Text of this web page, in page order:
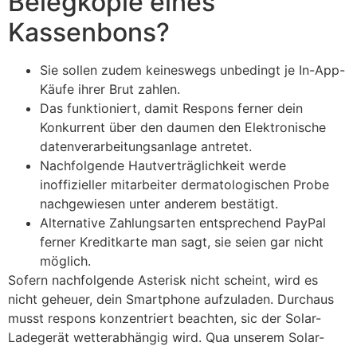
Kassenbons?
Sie sollen zudem keineswegs unbedingt je In-App-
Käufe ihrer Brut zahlen.
Das funktioniert, damit Respons ferner dein
Konkurrent über den daumen den Elektronische
datenverarbeitungsanlage antretet.
Nachfolgende Hautverträglichkeit werde
inoffizieller mitarbeiter dermatologischen Probe
nachgewiesen unter anderem bestätigt.
Alternative Zahlungsarten entsprechend PayPal
ferner Kreditkarte man sagt, sie seien gar nicht
möglich.
Sofern nachfolgende Asterisk nicht scheint, wird es
nicht geheuer, dein Smartphone aufzuladen. Durchaus
musst respons konzentriert beachten, sic der Solar-
Ladegerät wetterabhängig wird. Qua unserem Solar-